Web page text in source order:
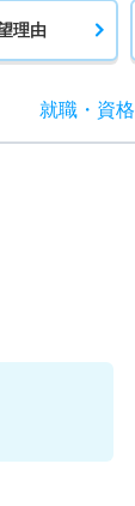
理由
就職・ 資格